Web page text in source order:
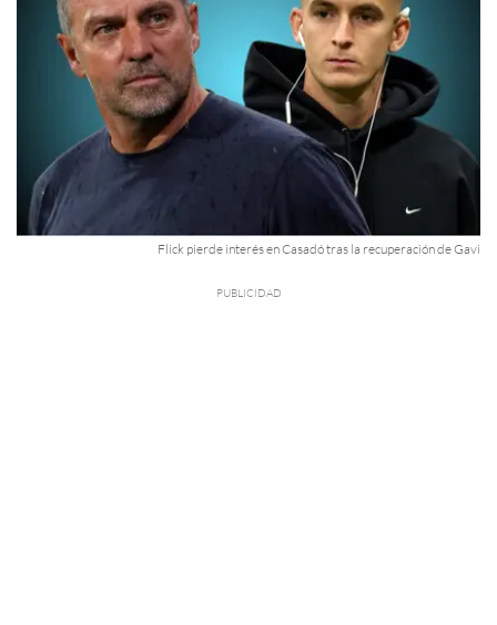
Flick pierde interés en Casadó tras la recuperación de Gavi